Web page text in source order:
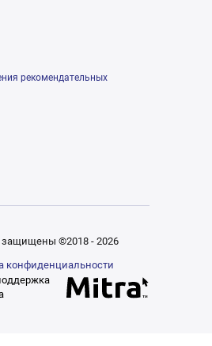
рекомендательных
защищены ©2018 - 2026
конфиденциальности